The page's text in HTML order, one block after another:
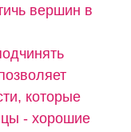
вершин в
которые
- хорошие